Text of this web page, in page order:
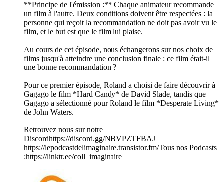
**Principe de l'émission :** Chaque animateur recommande
un film à l'autre. Deux conditions doivent être respectées : la
personne qui reçoit la recommandation ne doit pas avoir vu le
film, et le but est que le film lui plaise.
Au cours de cet épisode, nous échangerons sur nos choix de
films jusqu'à atteindre une conclusion finale : ce film était-il
une bonne recommandation ?
Pour ce premier épisode, Roland a choisi de faire découvrir à
Gagago le film *Hard Candy* de David Slade, tandis que
Gagago a sélectionné pour Roland le film *Desperate Living*
de John Waters.
Retrouvez nous sur notre
Discord⁠https://discord.gg/NBVPZTFBAJ
⁠⁠https://lepodcastdelimaginaire.transistor.fm/⁠Tous nos Podcasts
:⁠https://linktr.ee/coll_imaginaire